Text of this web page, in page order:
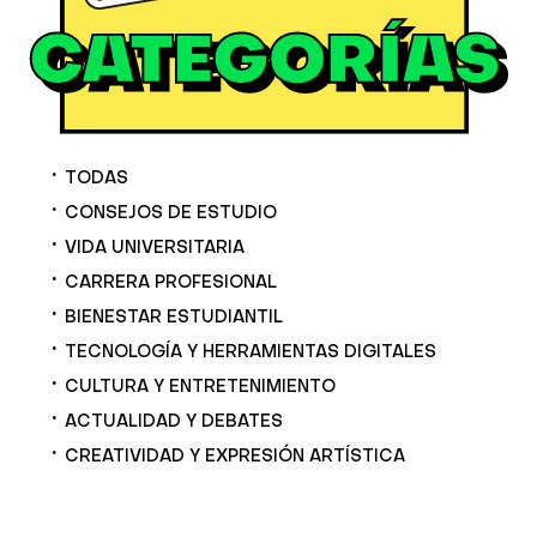
TODAS
CONSEJOS DE ESTUDIO
VIDA UNIVERSITARIA
CARRERA PROFESIONAL
BIENESTAR ESTUDIANTIL
TECNOLOGÍA Y HERRAMIENTAS DIGITALES
CULTURA Y ENTRETENIMIENTO
ACTUALIDAD Y DEBATES
CREATIVIDAD Y EXPRESIÓN ARTÍSTICA